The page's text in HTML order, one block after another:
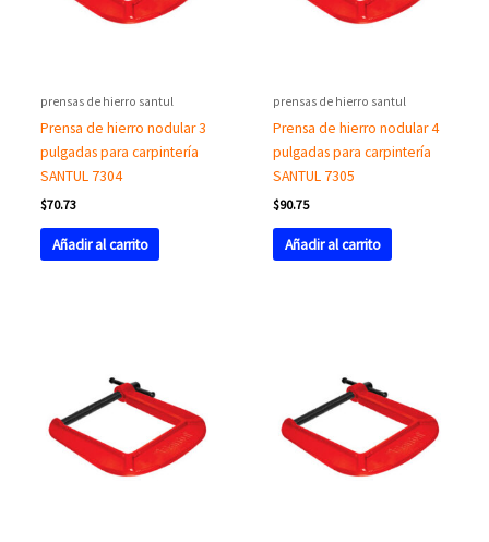
prensas de hierro santul
Prensa de hierro nodular 3
pulgadas para carpintería
SANTUL 7304
$70.73
Añadir al carrito
prensas de hierro santul
Prensa de hierro nodular 4
pulgadas para carpintería
SANTUL 7305
$90.75
Añadir al carrito